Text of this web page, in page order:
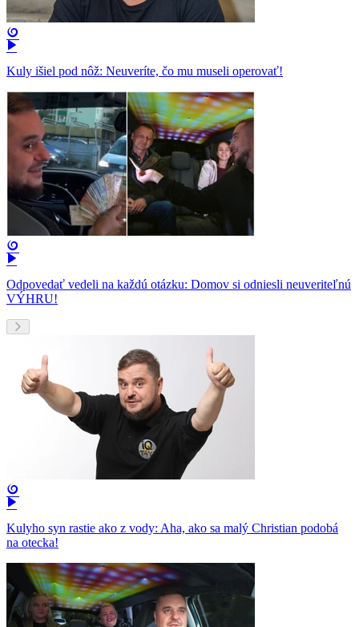
Kuly išiel pod nôž: Neuveríte, čo mu museli operovať!
Odpovedať vedeli na každú otázku: Domov si odniesli neuveriteľnú
VÝHRU!
Kulyho syn rastie ako z vody: Aha, ako sa malý Christian podobá
na otecka!